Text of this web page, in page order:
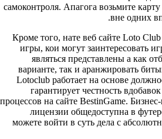
самоконтроля. Апагога возьмите
вне одних
Кроме того, нате веб сайте Loto
игры, кои могут заинтересовать
являться представлены а как
варианте, так и аранжировать
Lotoclub работает на основе
гарантирует честность
процессов на сайте BestinGame.
лицензии общедоступна в
можете войти в суть дела с